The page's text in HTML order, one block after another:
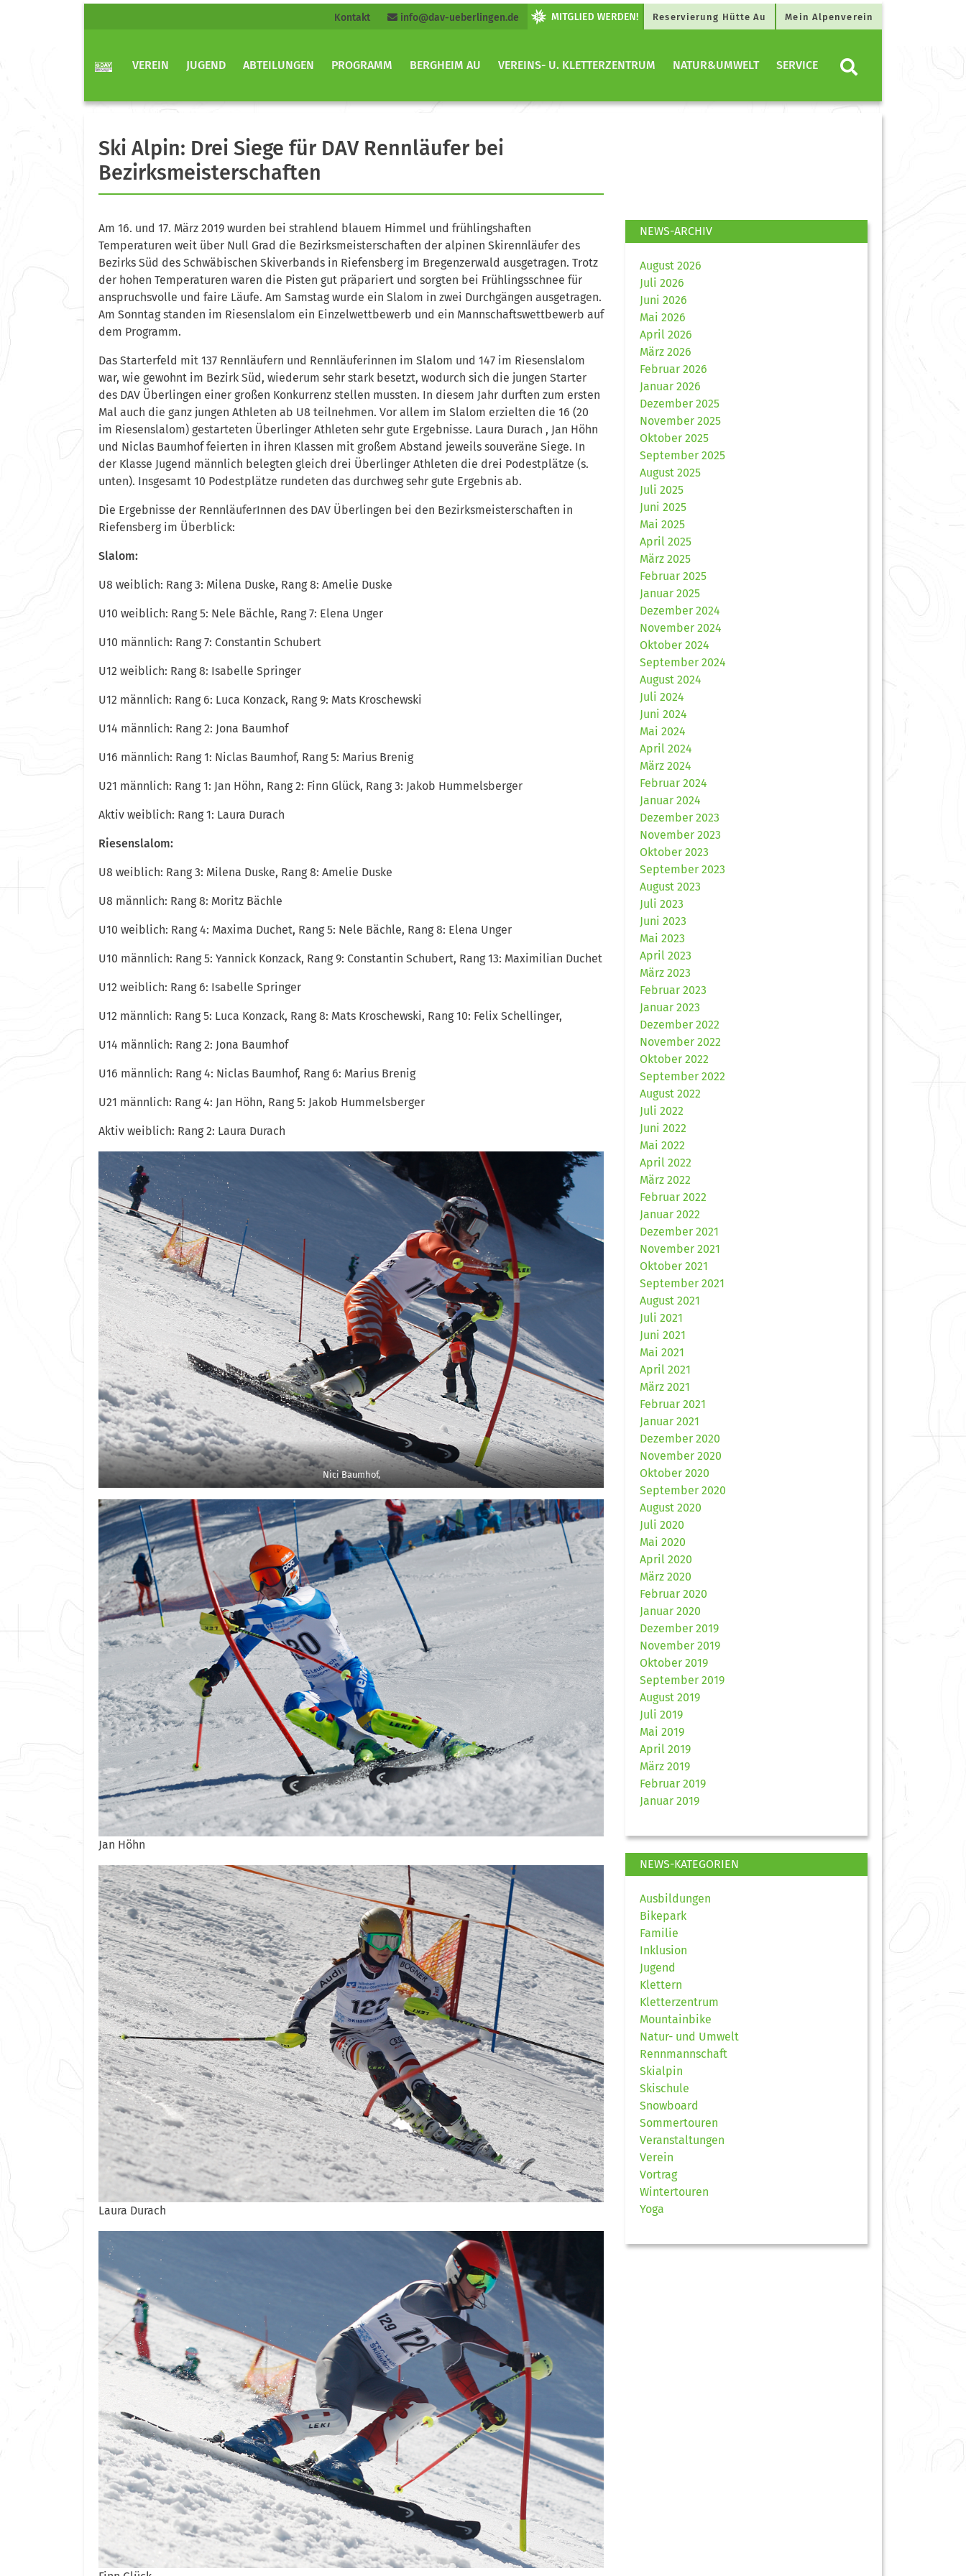
Kontakt info@dav-ueberlingen.de Reservierung Hütte Au Mein Alpenverein
VEREIN JUGEND ABTEILUNGEN PROGRAMM BERGHEIM AU VEREINS- U. KLETTERZENTRUM NATUR&UMWELT SERVICE
Ski Alpin: Drei Siege für DAV Rennläufer bei
Bezirksmeisterschaften
Am 16. und 17. März 2019 wurden bei strahlend blauem Himmel und frühlingshaften
Temperaturen weit über Null Grad die Bezirksmeisterschaften der alpinen Skirennläufer des
Bezirks Süd des Schwäbischen Skiverbands in Riefensberg im Bregenzerwald ausgetragen. Trotz
der hohen Temperaturen waren die Pisten gut präpariert und sorgten bei Frühlingsschnee für
anspruchsvolle und faire Läufe. Am Samstag wurde ein Slalom in zwei Durchgängen ausgetragen.
Am Sonntag standen im Riesenslalom ein Einzelwettbewerb und ein Mannschaftswettbewerb auf
dem Programm.
Das Starterfeld mit 137 Rennläufern und Rennläuferinnen im Slalom und 147 im Riesenslalom
war, wie gewohnt im Bezirk Süd, wiederum sehr stark besetzt, wodurch sich die jungen Starter
des DAV Überlingen einer großen Konkurrenz stellen mussten. In diesem Jahr durften zum ersten
Mal auch die ganz jungen Athleten ab U8 teilnehmen. Vor allem im Slalom erzielten die 16 (20
im Riesenslalom) gestarteten Überlinger Athleten sehr gute Ergebnisse. Laura Durach , Jan Höhn
und Niclas Baumhof feierten in ihren Klassen mit großem Abstand jeweils souveräne Siege. In
der Klasse Jugend männlich belegten gleich drei Überlinger Athleten die drei Podestplätze (s.
unten). Insgesamt 10 Podestplätze rundeten das durchweg sehr gute Ergebnis ab.
Die Ergebnisse der RennläuferInnen des DAV Überlingen bei den Bezirksmeisterschaften in
Riefensberg im Überblick:
Slalom:
U8 weiblich: Rang 3: Milena Duske, Rang 8: Amelie Duske
U10 weiblich: Rang 5: Nele Bächle, Rang 7: Elena Unger
U10 männlich: Rang 7: Constantin Schubert
U12 weiblich: Rang 8: Isabelle Springer
U12 männlich: Rang 6: Luca Konzack, Rang 9: Mats Kroschewski
U14 männlich: Rang 2: Jona Baumhof
U16 männlich: Rang 1: Niclas Baumhof, Rang 5: Marius Brenig
U21 männlich: Rang 1: Jan Höhn, Rang 2: Finn Glück, Rang 3: Jakob Hummelsberger
Aktiv weiblich: Rang 1: Laura Durach
Riesenslalom:
U8 weiblich: Rang 3: Milena Duske, Rang 8: Amelie Duske
U8 männlich: Rang 8: Moritz Bächle
U10 weiblich: Rang 4: Maxima Duchet, Rang 5: Nele Bächle, Rang 8: Elena Unger
U10 männlich: Rang 5: Yannick Konzack, Rang 9: Constantin Schubert, Rang 13: Maximilian Duchet
U12 weiblich: Rang 6: Isabelle Springer
U12 männlich: Rang 5: Luca Konzack, Rang 8: Mats Kroschewski, Rang 10: Felix Schellinger,
U14 männlich: Rang 2: Jona Baumhof
U16 männlich: Rang 4: Niclas Baumhof, Rang 6: Marius Brenig
U21 männlich: Rang 4: Jan Höhn, Rang 5: Jakob Hummelsberger
Aktiv weiblich: Rang 2: Laura Durach
Nici Baumhof,
Jan Höhn
Laura Durach
NEWS-ARCHIV
August 2026
Juli 2026
Juni 2026
Mai 2026
April 2026
März 2026
Februar 2026
Januar 2026
Dezember 2025
November 2025
Oktober 2025
September 2025
August 2025
Juli 2025
Juni 2025
Mai 2025
April 2025
März 2025
Februar 2025
Januar 2025
Dezember 2024
November 2024
Oktober 2024
September 2024
August 2024
Juli 2024
Juni 2024
Mai 2024
April 2024
März 2024
Februar 2024
Januar 2024
Dezember 2023
November 2023
Oktober 2023
September 2023
August 2023
Juli 2023
Juni 2023
Mai 2023
April 2023
März 2023
Februar 2023
Januar 2023
Dezember 2022
November 2022
Oktober 2022
September 2022
August 2022
Juli 2022
Juni 2022
Mai 2022
April 2022
März 2022
Februar 2022
Januar 2022
Dezember 2021
November 2021
Oktober 2021
September 2021
August 2021
Juli 2021
Juni 2021
Mai 2021
April 2021
März 2021
Februar 2021
Januar 2021
Dezember 2020
November 2020
Oktober 2020
September 2020
August 2020
Juli 2020
Mai 2020
April 2020
März 2020
Februar 2020
Januar 2020
Dezember 2019
November 2019
Oktober 2019
September 2019
August 2019
Juli 2019
Mai 2019
April 2019
März 2019
Februar 2019
Januar 2019
NEWS-KATEGORIEN
Ausbildungen
Bikepark
Familie
Inklusion
Jugend
Klettern
Kletterzentrum
Mountainbike
Natur- und Umwelt
Rennmannschaft
Skialpin
Skischule
Snowboard
Sommertouren
Veranstaltungen
Verein
Vortrag
Wintertouren
Yoga